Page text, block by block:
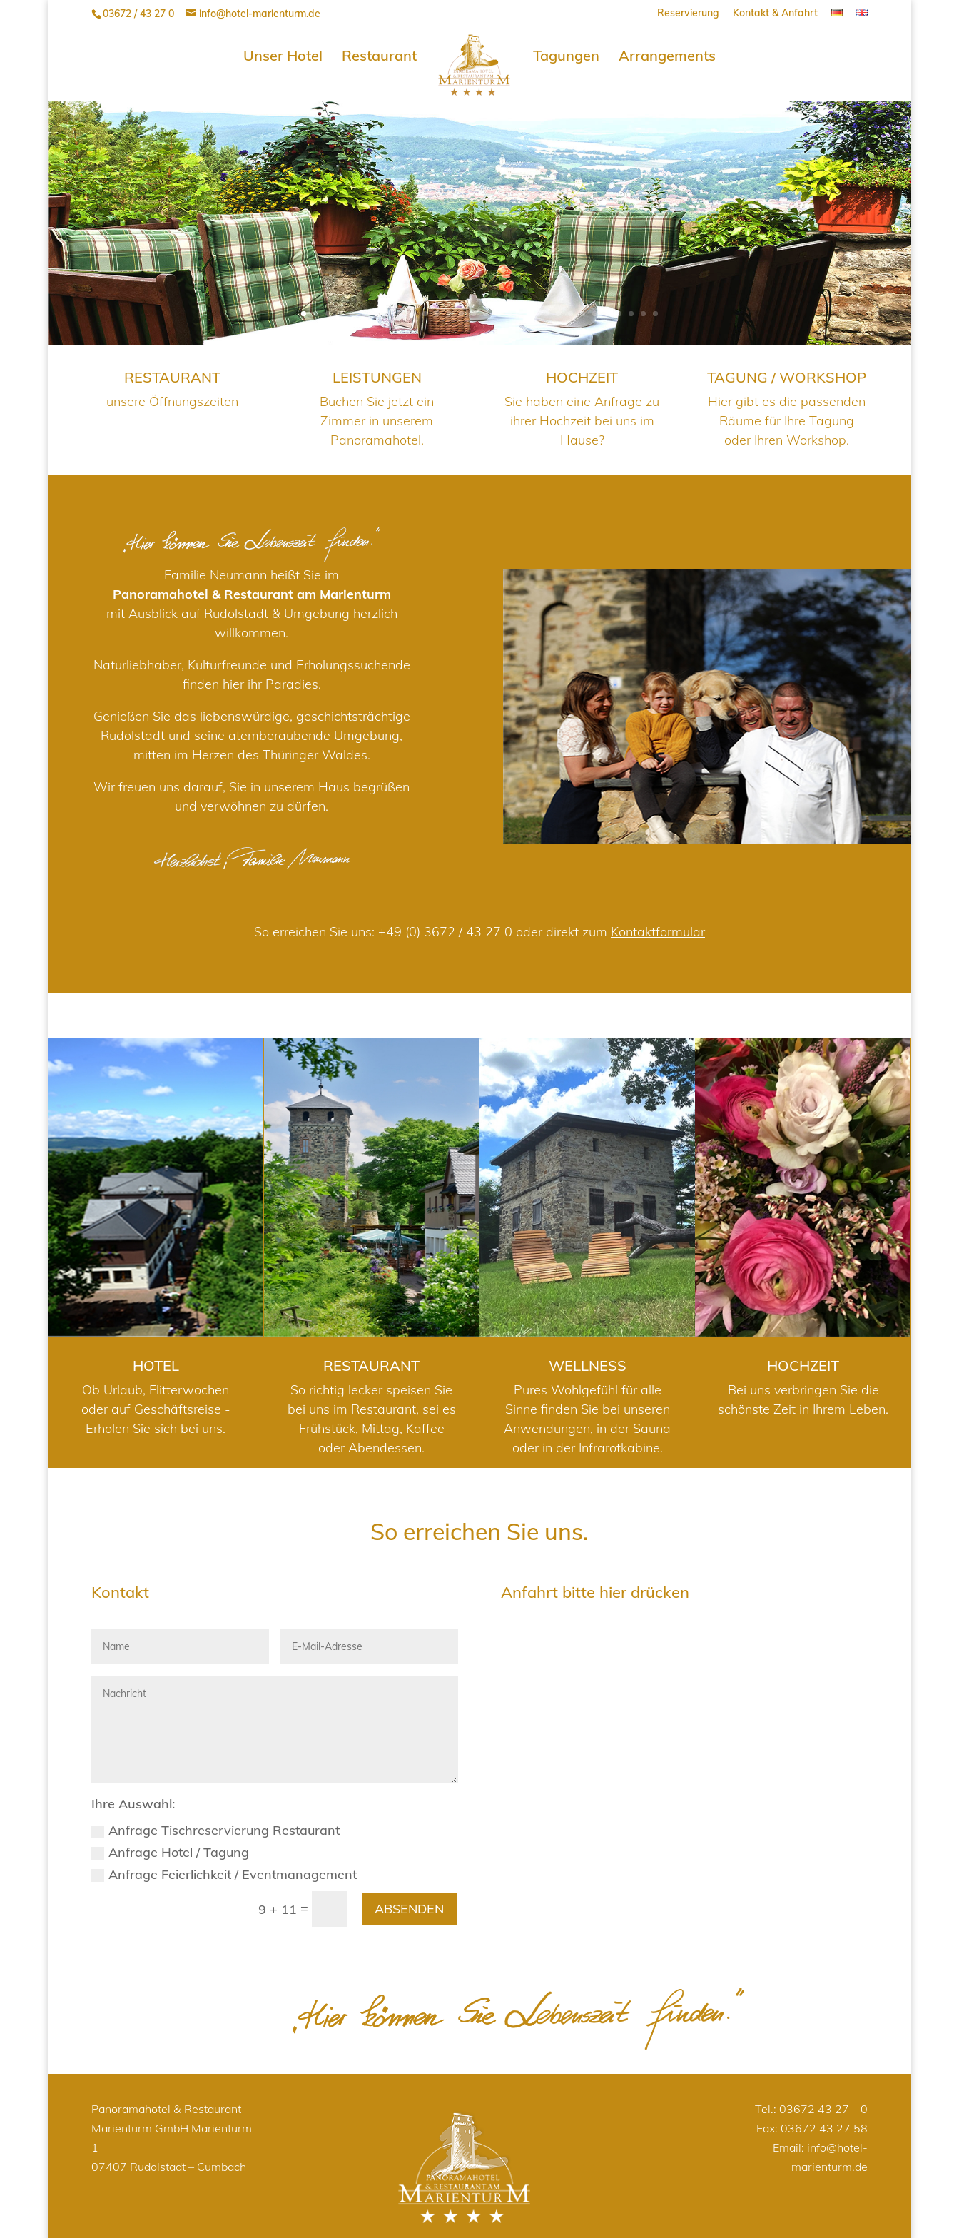
03672 / 43 27 0 info@hotel-marienturm.de Reservierung Kontakt & Anfahrt
Unser Hotel Restaurant Tagungen Arrangements
RESTAURANT
unsere Öffnungszeiten
LEISTUNGEN
Buchen Sie jetzt ein
Zimmer in unserem
Panoramahotel.
HOCHZEIT
Sie haben eine Anfrage zu
ihrer Hochzeit bei uns im
Hause?
TAGUNG / WORKSHOP
Hier gibt es die passenden
Räume für Ihre Tagung
oder Ihren Workshop.
Familie Neumann heißt Sie im
Panoramahotel & Restaurant am Marienturm
mit Ausblick auf Rudolstadt & Umgebung herzlich
willkommen.
Naturliebhaber, Kulturfreunde und Erholungssuchende
finden hier ihr Paradies.
Genießen Sie das liebenswürdige, geschichtsträchtige
Rudolstadt und seine atemberaubende Umgebung,
mitten im Herzen des Thüringer Waldes.
Wir freuen uns darauf, Sie in unserem Haus begrüßen
und verwöhnen zu dürfen.
So erreichen Sie uns: +49 (0) 3672 / 43 27 0 oder direkt zum Kontaktformular
HOTEL
HOTEL
Ob Urlaub, Flitterwochen
oder auf Geschäftsreise -
Erholen Sie sich bei uns.
RESTAURANT
RESTAURANT
So richtig lecker speisen Sie
bei uns im Restaurant, sei es
Frühstück, Mittag, Kaffee
oder Abendessen.
WELLNESS
WELLNESS
Pures Wohlgefühl für alle
Sinne finden Sie bei unseren
Anwendungen, in der Sauna
oder in der Infrarotkabine.
HOCHZEIT
HOCHZEIT
Bei uns verbringen Sie die
schönste Zeit in Ihrem Leben.
So erreichen Sie uns.
Kontakt
Ihre Auswahl:
Anfrage Tischreservierung Restaurant
Anfrage Hotel / Tagung
Anfrage Feierlichkeit / Eventmanagement
9 + 11 = ABSENDEN
Anfahrt bitte hier drücken
Panoramahotel & Restaurant
Marienturm GmbH Marienturm
1
07407 Rudolstadt – Cumbach
Tel.: 03672 43 27 – 0
Fax: 03672 43 27 58
Email: info@hotel-
marienturm.de